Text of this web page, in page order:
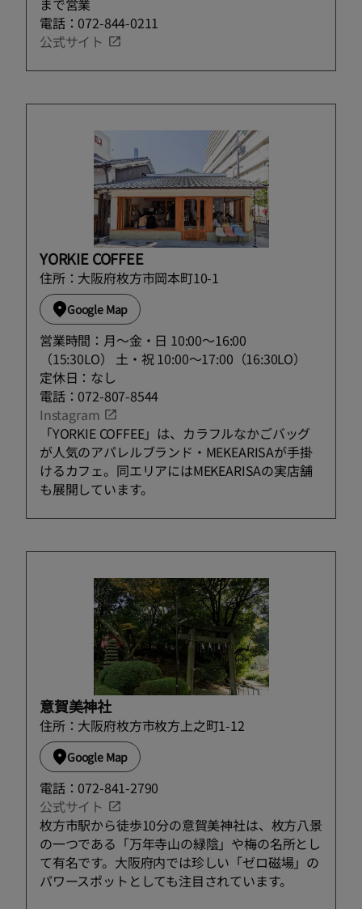
まで営業
電話：072-844-0211
公式サイト
YORKIE COFFEE
住所：大阪府枚方市岡本町10-1
Google Map
営業時間：月～金・日 10:00～16:00
（15:30LO） 土・祝 10:00～17:00（16:30LO）
定休日：なし
電話：072-807-8544
Instagram
「YORKIE COFFEE」は、カラフルなかごバッグ
が人気のアパレルブランド・MEKEARISAが手掛
けるカフェ。同エリアにはMEKEARISAの実店舗
も展開しています。
意賀美神社
住所：大阪府枚方市枚方上之町1-12
Google Map
電話：072-841-2790
公式サイト
枚方市駅から徒歩10分の意賀美神社は、枚方八景
の一つである「万年寺山の緑陰」や梅の名所とし
て有名です。大阪府内では珍しい「ゼロ磁場」の
パワースポットとしても注目されています。